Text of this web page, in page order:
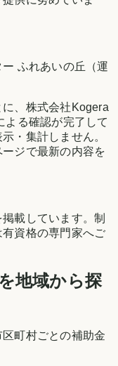
ふれあいの丘（運
、株式会社Kogera
よる確認が完了して
・集計しません。
ジで最新の内容を
載しています。制
資格の専門家へご
地域から探
町村ごとの補助金